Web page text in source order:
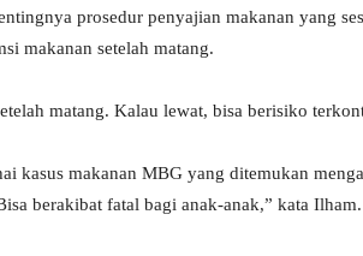
prosedur penyajian makanan yang
makanan setelah matang.
matang. Kalau lewat, bisa berisiko
kasus makanan MBG yang ditemukan
berakibat fatal bagi anak-anak,” kata Ilham.